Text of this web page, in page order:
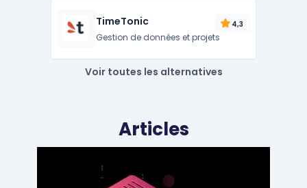
TimeTonic 4,3
Gestion de données et projets
Voir toutes les alternatives
Articles